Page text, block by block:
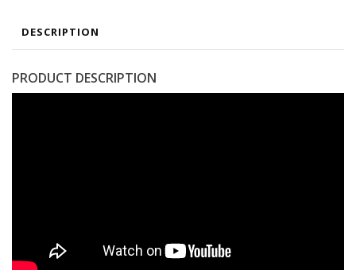
DESCRIPTION
PRODUCT DESCRIPTION